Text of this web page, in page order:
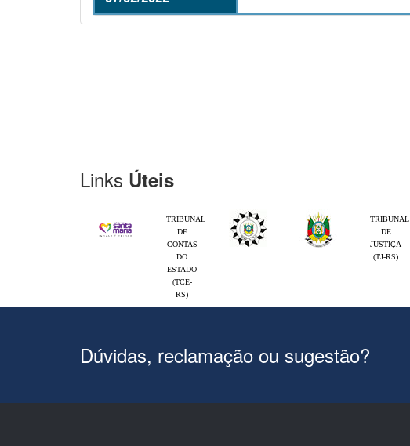
Links Úteis
TRIBUNAL
DE
CONTAS
DO
ESTADO
(TCE-
RS)
TRIBUNAL
DE
JUSTIÇA
(TJ-RS)
Dúvidas, reclamação ou sugestão?